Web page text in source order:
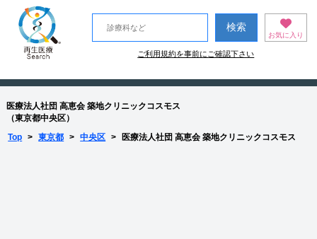
お気に入り
ご利用規約を事前にご確認下さい
医療法人社団 高恵会 築地クリニックコスモス
（東京都中央区）
Top > 東京都 > 中央区 > 医療法人社団 高恵会 築地クリニックコスモス